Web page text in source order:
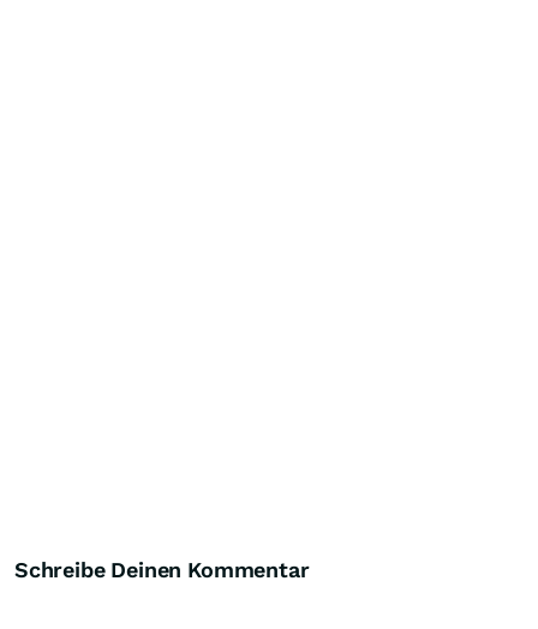
Schreibe Deinen Kommentar